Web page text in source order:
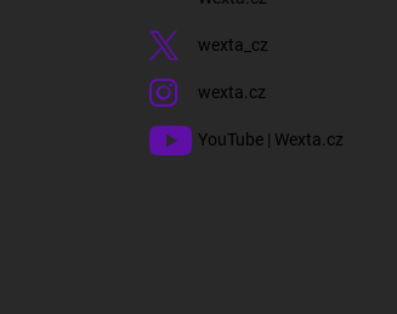
wexta_cz
wexta.cz
YouTube | Wexta.cz